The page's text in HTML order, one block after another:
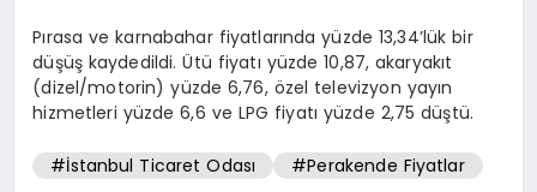
Pırasa ve karnabahar fiyatlarında yüzde 13,34’lük bir
düşüş kaydedildi. Ütü fiyatı yüzde 10,87, akaryakıt
(dizel/motorin) yüzde 6,76, özel televizyon yayın
hizmetleri yüzde 6,6 ve LPG fiyatı yüzde 2,75 düştü.
#İstanbul Ticaret Odası #Perakende Fiyatlar